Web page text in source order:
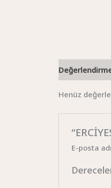
Henüz
E-posta